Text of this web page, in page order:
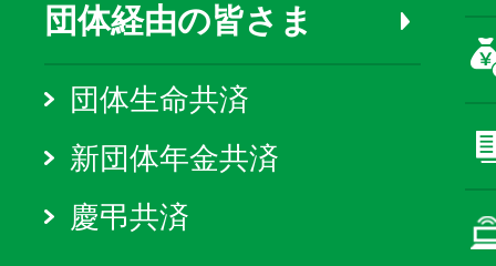
団体経由の皆さま
団体生命共済
新団体年金共済
慶弔共済